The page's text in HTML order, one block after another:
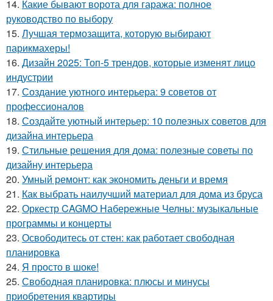
14. Какие бывают ворота для гаража: полное
руководство по выбору
15. Лучшая термозащита, которую выбирают
парикмахеры!
16. Дизайн 2025: Топ-5 трендов, которые изменят лицо
индустрии
17. Создание уютного интерьера: 9 советов от
профессионалов
18. Создайте уютный интерьер: 10 полезных советов для
дизайна интерьера
19. Стильные решения для дома: полезные советы по
дизайну интерьера
20. Умный ремонт: как экономить деньги и время
21. Как выбрать наилучший материал для дома из бруса
22. Оркестр CAGMO Набережные Челны: музыкальные
программы и концерты
23. Освободитесь от стен: как работает свободная
планировка
24. Я просто в шоке!
25. Свободная планировка: плюсы и минусы
приобретения квартиры